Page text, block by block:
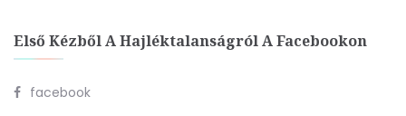
Első Kézből A Hajléktalanságról A Facebookon
facebook